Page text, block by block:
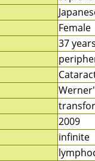
Female
37
2009
infinite